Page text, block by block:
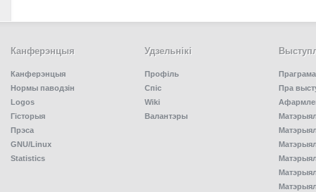
Канферэнцыя
Канферэнцыя
Нормы паводзін
Logos
Гісторыя
Прэса
GNU/Linux
Statistics
Удзельнiкi
Профіль
Спiс
Wiki
Валантэры
Праграма
Пра